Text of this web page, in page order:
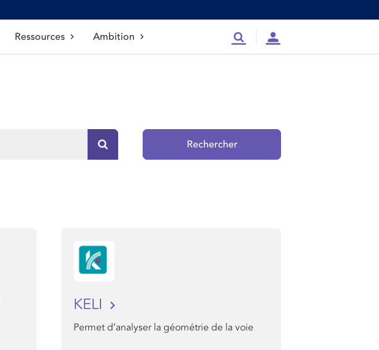
Ressources Ambition RechercheCompte
Rechercher sur le site
Rechercher
KELI
Permet d’analyser la géométrie de la voie